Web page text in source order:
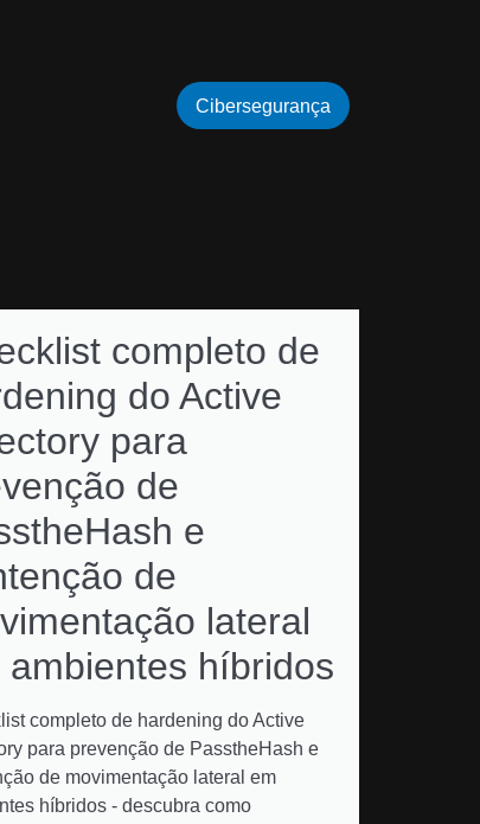
completo de
do Active
para
de
e
de
lateral
ambientes híbridos
completo de hardening do Active
para prevenção de PasstheHash e
de movimentação lateral em
híbridos - descubra como
Cibersegurança